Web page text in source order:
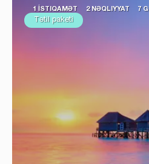
1 İSTIQAMƏT 2 NƏQLIYYAT 7
Tətil paketi